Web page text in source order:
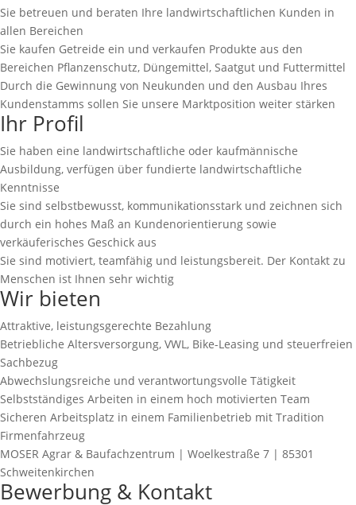
Sie betreuen und beraten Ihre landwirtschaftlichen Kunden in
allen Bereichen
Sie kaufen Getreide ein und verkaufen Produkte aus den
Bereichen Pflanzenschutz, Düngemittel, Saatgut und Futtermittel
Durch die Gewinnung von Neukunden und den Ausbau Ihres
Kundenstamms sollen Sie unsere Marktposition weiter stärken
Ihr Profil
Sie haben eine landwirtschaftliche oder kaufmännische
Ausbildung, verfügen über fundierte landwirtschaftliche
Kenntnisse
Sie sind selbstbewusst, kommunikationsstark und zeichnen sich
durch ein hohes Maß an Kundenorientierung sowie
verkäuferisches Geschick aus
Sie sind motiviert, teamfähig und leistungsbereit. Der Kontakt zu
Menschen ist Ihnen sehr wichtig
Wir bieten
Attraktive, leistungsgerechte Bezahlung
Betriebliche Altersversorgung, VWL, Bike-Leasing und steuerfreien
Sachbezug
Abwechslungsreiche und verantwortungsvolle Tätigkeit
Selbstständiges Arbeiten in einem hoch motivierten Team
Sicheren Arbeitsplatz in einem Familienbetrieb mit Tradition
Firmenfahrzeug
MOSER Agrar & Baufachzentrum | Woelkestraße 7 | 85301
Schweitenkirchen
Bewerbung & Kontakt